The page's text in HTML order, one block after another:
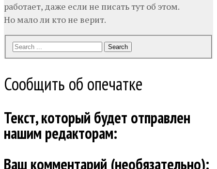
работает, даже если не писать тут об этом.
Но мало ли кто не верит.
Search
Сообщить об опечатке
Текст, который будет отправлен
нашим редакторам:
Ваш комментарий (необязательно):